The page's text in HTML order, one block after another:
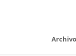
Archivo